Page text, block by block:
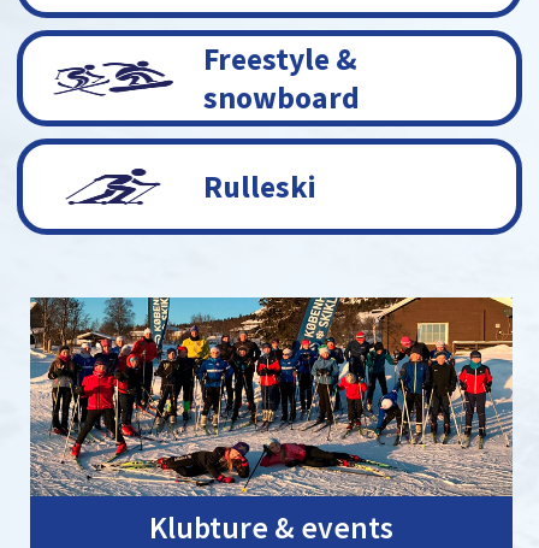
Freestyle &
snowboard
Rulleski
Klubture & events